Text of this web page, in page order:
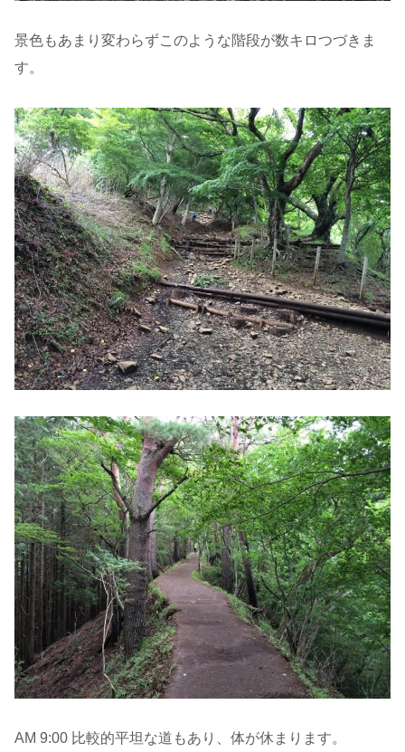
景色もあまり変わらずこのような階段が数キロつづきま
す。
AM 9:00 比較的平坦な道もあり、体が休まります。